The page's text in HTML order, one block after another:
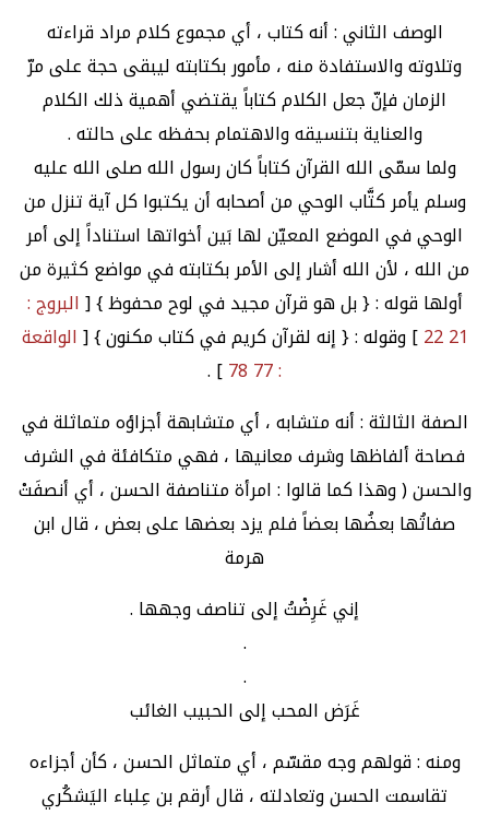
الوصف الثاني : أنه كتاب ، أي مجموع كلام مراد قراءته
وتلاوته والاستفادة منه ، مأمور بكتابته ليبقى حجة على مرّ
الزمان فإنّ جعل الكلام كتاباً يقتضي أهمية ذلك الكلام
والعناية بتنسيقه والاهتمام بحفظه على حالته .
ولما سمّى الله القرآن كتاباً كان رسول الله صلى الله عليه
وسلم يأمر كتَّاب الوحي من أصحابه أن يكتبوا كل آية تنزل من
الوحي في الموضع المعيّن لها بَين أخواتها استناداً إلى أمر
من الله ، لأن الله أشار إلى الأمر بكتابته في مواضع كثيرة من
أولها قوله : { بل هو قرآن مجيد في لوح محفوظ } [البروج :
21 22
] وقوله : { إنه لقرآن كريم في كتاب مكنون } [الواقعة
: 77 78
] .
الصفة الثالثة : أنه متشابه ، أي متشابهة أجزاؤه متماثلة في
فصاحة ألفاظها وشرف معانيها ، فهي متكافئة في الشرف
والحسن ( وهذا كما قالوا : امرأة متناصفة الحسن ، أي أنصفَتْ
صفاتُها بعضُها بعضاً فلم يزد بعضها على بعض ، قال ابن
هرمة
إني غَرِضْتُ إلى تناصف وجهها .
.
.
غَرَض المحب إلى الحبيب الغائب
ومنه : قولهم وجه مقسّم ، أي متماثل الحسن ، كأن أجزاءه
تقاسمت الحسن وتعادلته ، قال أرقم بن عِلباء اليَشكُري